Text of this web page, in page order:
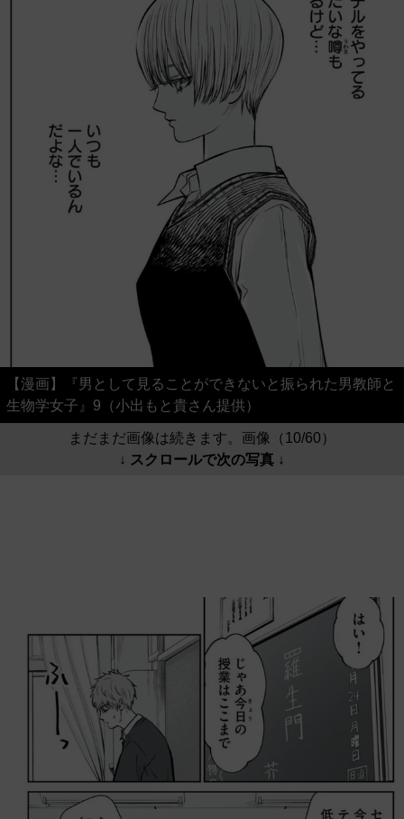
【漫画】『男として見ることができないと振られた男教師と
生物学女子』9（小出もと貴さん提供）
まだまだ画像は続きます。画像（10/60）
↓ スクロールで次の写真 ↓